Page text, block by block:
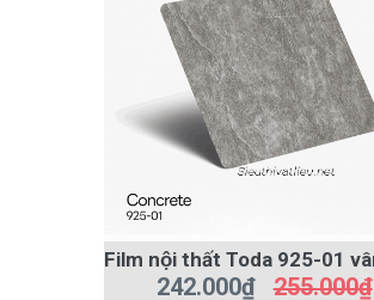
242.000₫255.000₫